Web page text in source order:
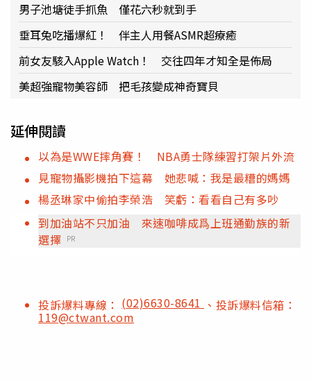
男子池塘徒手抓魚 僅花六秒就到手
垂耳兔吃播爆紅！ 伴主人用餐ASMR超療癒
前女友駭入Apple Watch！ 交往四年才知全是佈局
美超強寵物美容師 把毛孩變成神奇寶貝
延伸閱讀
以為是WWE摔角賽！ NBA勇士隊練習打架片外流
見寵物攝影機拍下這幕 她悲喊：我是最糟的媽媽
楊丞琳家中偷拍李榮浩 笑虧：看看自己有多吵
到加油站不只加油 來速咖啡成爲上班通勤族的新
選擇 PR
投訴爆料專線： (02)6630-8641 、投訴爆料信箱：
119@ctwant.com